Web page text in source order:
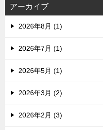
アーカイブ
2026年8月 (1)
2026年7月 (1)
2026年5月 (1)
2026年3月 (2)
2026年2月 (3)